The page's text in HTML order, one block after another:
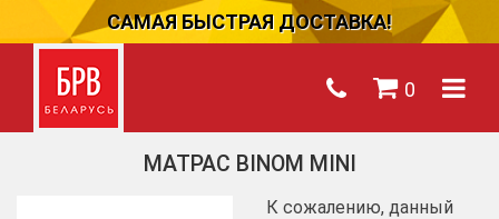
САМАЯ БЫСТРАЯ ДОСТАВКА!
0
МАТРАС BINOM MINI
К сожалению, данный